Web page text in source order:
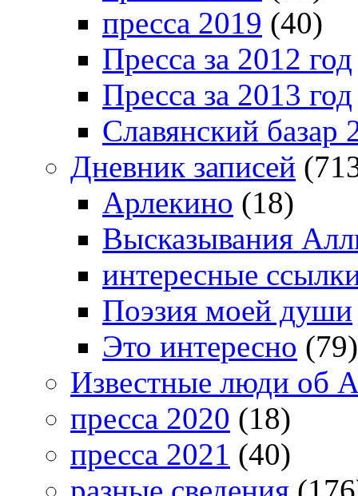
пресса 2019 (40)
Пресса за 2012 год
Пресса за 2013 год
Славянский базар
Дневник записей
Арлекино (18)
Высказывания
интересные
Поэзия моей души
Это интересно (79)
Известные люди об
пресса 2020 (18)
пресса 2021 (40)